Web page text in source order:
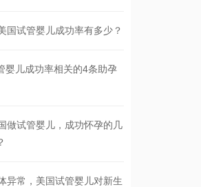
国试管婴儿成功率有多少？
婴儿成功率相关的4条助孕
做试管婴儿，成功怀孕的几
异常，美国试管婴儿对新生